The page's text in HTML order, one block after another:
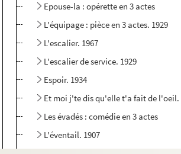
Epouse-la : opérette en 3 actes
L'équipage : pièce en 3 actes. 1929
L'escalier. 1967
L'escalier de service. 1929
Espoir. 1934
Et moi j'te dis qu'elle t'a fait de l'oeil.
Les évadés : comédie en 3 actes
L'éventail. 1907